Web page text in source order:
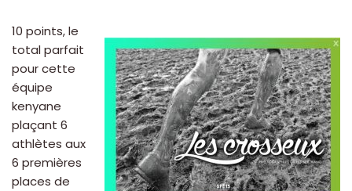
10 points, le
total parfait
pour cette
équipe
kenyane
plaçant 6
athlètes aux
6 premières
places de